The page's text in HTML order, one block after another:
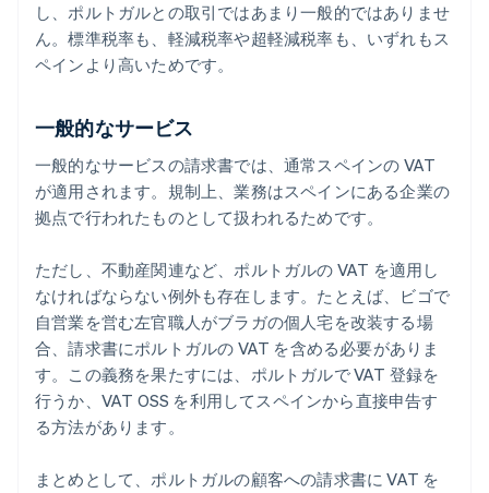
し、ポルトガルとの取引ではあまり一般的ではありませ
ん。標準税率も、軽減税率や超軽減税率も、いずれもス
ペインより高いためです。
一般的なサービス
一般的なサービスの請求書では、通常スペインの VAT
が適用されます。規制上、業務はスペインにある企業の
拠点で行われたものとして扱われるためです。
ただし、不動産関連など、ポルトガルの VAT を適用し
なければならない例外も存在します。たとえば、ビゴで
自営業を営む左官職人がブラガの個人宅を改装する場
合、請求書にポルトガルの VAT を含める必要がありま
す。この義務を果たすには、ポルトガルで VAT 登録を
行うか、VAT OSS を利用してスペインから直接申告す
る方法があります。
まとめとして、ポルトガルの顧客への請求書に VAT を